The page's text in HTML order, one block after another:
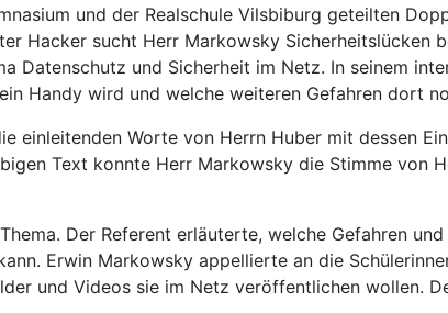
und der Realschule Vilsbiburg geteilten
Hacker sucht Herr Markowsky Sicherheitslücken
Datenschutz und Sicherheit im Netz. In seinem
Handy wird und welche weiteren Gefahren dort
einleitenden Worte von Herrn Huber mit dessen
Text konnte Herr Markowsky die Stimme von
Der Referent erläuterte, welche Gefahren
Erwin Markowsky appellierte an die
und Videos sie im Netz veröffentlichen wollen.